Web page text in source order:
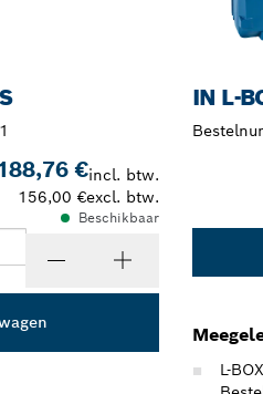
€incl. btw.
156,00 €excl. btw.
Beschikbaar
IN L-
L-